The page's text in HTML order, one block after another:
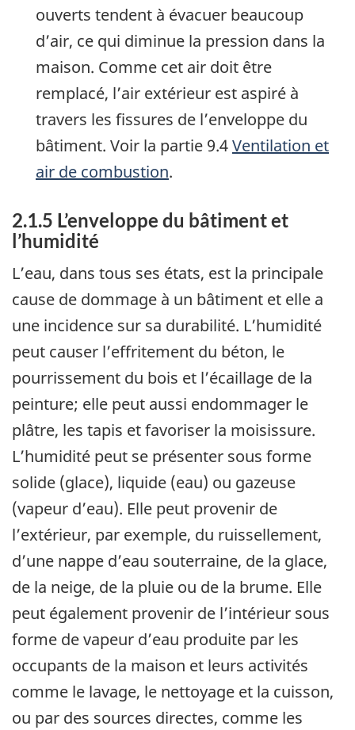
ouverts tendent à évacuer beaucoup
d’air, ce qui diminue la pression dans la
maison. Comme cet air doit être
remplacé, l’air extérieur est aspiré à
travers les fissures de l’enveloppe du
bâtiment. Voir la partie 9.4Ventilation et
air de combustion.
2.1.5 L’enveloppe du bâtiment et
l’humidité
L’eau, dans tous ses états, est la principale
cause de dommage à un bâtiment et elle a
une incidence sur sa durabilité. L’humidité
peut causer l’effritement du béton, le
pourrissement du bois et l’écaillage de la
peinture; elle peut aussi endommager le
plâtre, les tapis et favoriser la moisissure.
L’humidité peut se présenter sous forme
solide (glace), liquide (eau) ou gazeuse
(vapeur d’eau). Elle peut provenir de
l’extérieur, par exemple, du ruissellement,
d’une nappe d’eau souterraine, de la glace,
de la neige, de la pluie ou de la brume. Elle
peut également provenir de l’intérieur sous
forme de vapeur d’eau produite par les
occupants de la maison et leurs activités
comme le lavage, le nettoyage et la cuisson,
ou par des sources directes, comme les